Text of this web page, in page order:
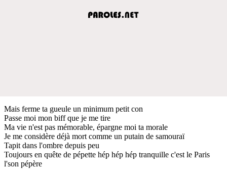
Mais ferme ta gueule un minimum petit con
Passe moi mon biff que je me tire
Ma vie n'est pas mémorable, épargne moi ta morale
Je me considère déjà mort comme un putain de samouraï
Tapit dans l'ombre depuis peu
Toujours en quête de pépette hép hép hép tranquille c'est le Paris
l'son pépère